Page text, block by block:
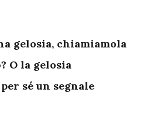
gelosia, chiamiamola
O la gelosia
sé un segnale